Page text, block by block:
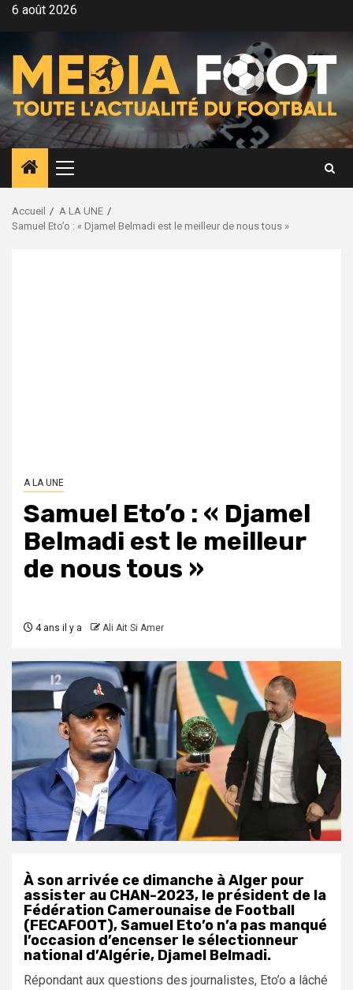
Aller6 août 2026
Menu
principal
Accueil
A LA UNE
Samuel Eto’o : « Djamel Belmadi est le meilleur de nous tous »
A LA UNE
Samuel Eto’o : « Djamel
Belmadi est le meilleur
de nous tous »
4 ans il y a Ali Ait Si Amer
À son arrivée ce dimanche à Alger pour
assister au CHAN-2023, le président de la
Fédération Camerounaise de Football
(FECAFOOT), Samuel Eto’o n’a pas manqué
l’occasion d’encenser le sélectionneur
national d’Algérie, Djamel Belmadi.
Répondant aux questions des journalistes, Eto’o a lâché